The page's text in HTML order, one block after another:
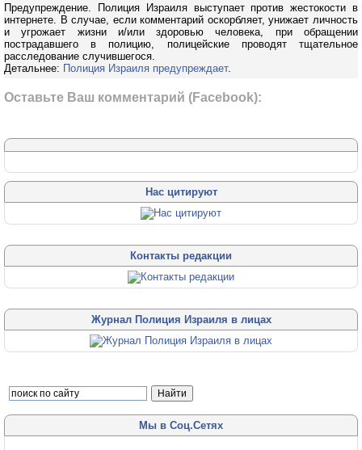
Предупреждение. Полиция Израиля выступает против жестокости в
интернете. В случае, если комментарий оскорбляет, унижает личность
и угрожает жизни и/или здоровью человека, при обращении
пострадавшего в полицию, полицейские проводят тщательное
расследование случившегося.
Детальнее: Полиция Израиля предупреждает.
Оставьте Ваш комментарий (Facebook):
Нас цитируют
Контакты редакции
Журнал Полиция Израиля в лицах
Мы в Соц.Сетях